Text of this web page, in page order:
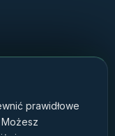
prawidłowe
Możesz